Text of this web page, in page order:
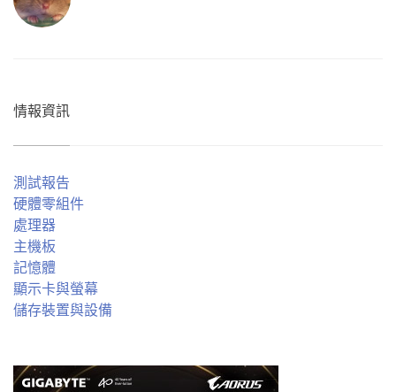
情報資訊
測試報告
硬體零組件
處理器
主機板
記憶體
顯示卡與螢幕
儲存裝置與設備